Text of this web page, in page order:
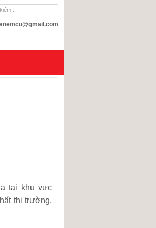
tại khu vực
thị trường.